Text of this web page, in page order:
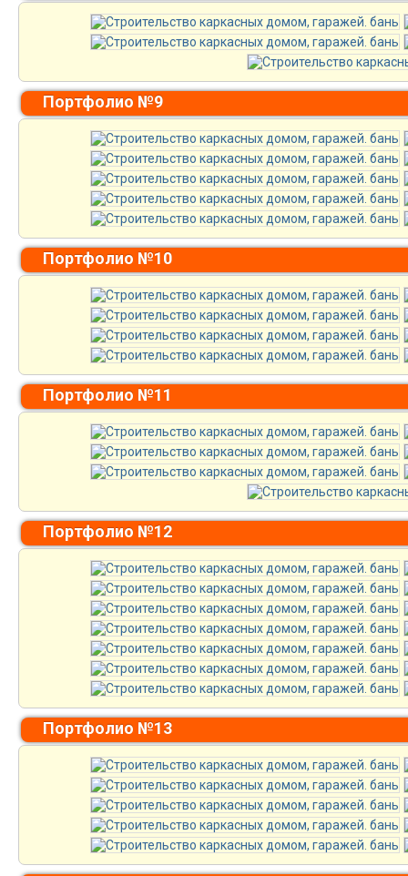
Портфолио №9
Портфолио №10
Портфолио №11
Портфолио №12
Портфолио №13